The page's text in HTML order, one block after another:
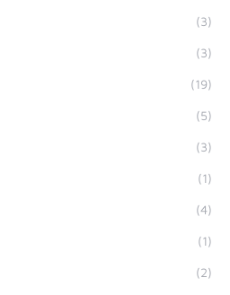
(3)
(3)
(19)
(5)
(3)
(1)
(4)
(1)
(2)